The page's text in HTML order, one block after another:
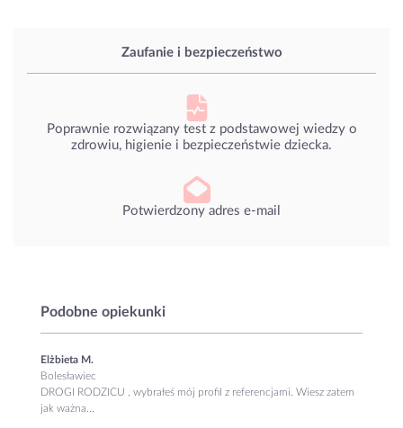
Zaufanie i bezpieczeństwo
Poprawnie rozwiązany test z podstawowej wiedzy o
zdrowiu, higienie i bezpieczeństwie dziecka.
Potwierdzony adres e-mail
Podobne opiekunki
Elżbieta M.
Bolesławiec
DROGI RODZICU , wybrałeś mój profil z referencjami. Wiesz zatem
jak ważna...